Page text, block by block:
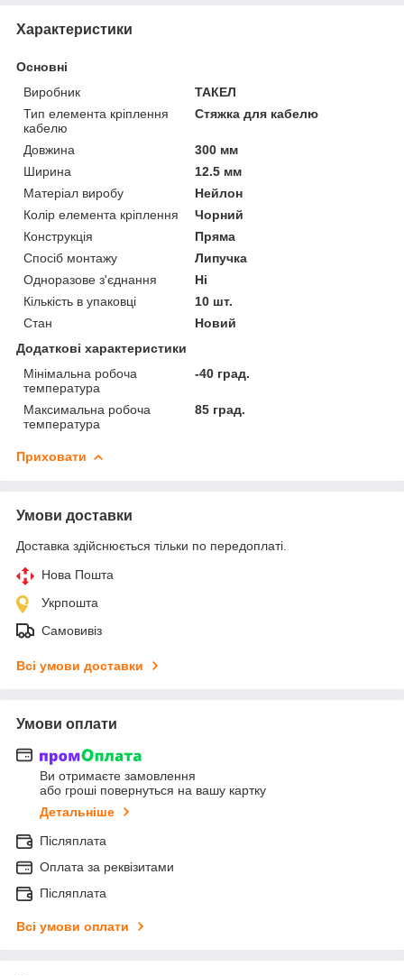
Характеристики
Основні
Виробник
ТАКЕЛ
Тип елемента кріплення
кабелю
Стяжка для кабелю
Довжина
300 мм
Ширина
12.5 мм
Матеріал виробу
Нейлон
Колір елемента кріплення
Чорний
Конструкція
Пряма
Спосіб монтажу
Липучка
Одноразове з'єднання
Ні
Кількість в упаковці
10 шт.
Стан
Новий
Додаткові характеристики
Мінімальна робоча
температура
-40 град.
Максимальна робоча
температура
85 град.
Приховати
Умови доставки
Доставка здійснюється тільки по передоплаті.
Нова Пошта
Укрпошта
Самовивіз
Всі умови доставки
Умови оплати
Ви отримаєте замовлення
або гроші повернуться на вашу картку
Детальніше
Післяплата
Оплата за реквізитами
Післяплата
Всі умови оплати